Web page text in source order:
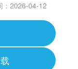
：2026-04-12